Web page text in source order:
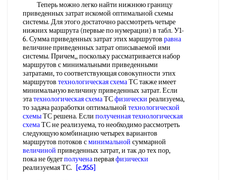
Теперь можно легко найти нижнюю границу
приведенных затрат искомой оптимальной схемы
системы. Для этого достаточно рассмотреть четыре
нижних маршрута (первые по нумерации) в табл. У1-
6. Сумма приведенных затрат этих маршрутов равна
величине приведенных затрат описываемой ими
системы. Причем,, поскольку рассматривается набор
маршрутов с минимальными приведенными
затратами, то соответствующая совокупности этих
маршрутов технологическая схемаТС также имеет
минимальную величину приведенных затрат. Если
этатехнологическая схемаТСфизически реализуема,
то задача разработки оптимальной технологической
схемыТС решена. Если полученная технологическая
схемаТС не реализуема, то необходимо рассмотреть
следующую комбинацию четырех вариантов
маршрутов потоков сминимальной суммарной
величиной приведенных затрат, и так до тех пор,
пока не будетполученаперваяфизически
реализуемая ТС.
[c.255]